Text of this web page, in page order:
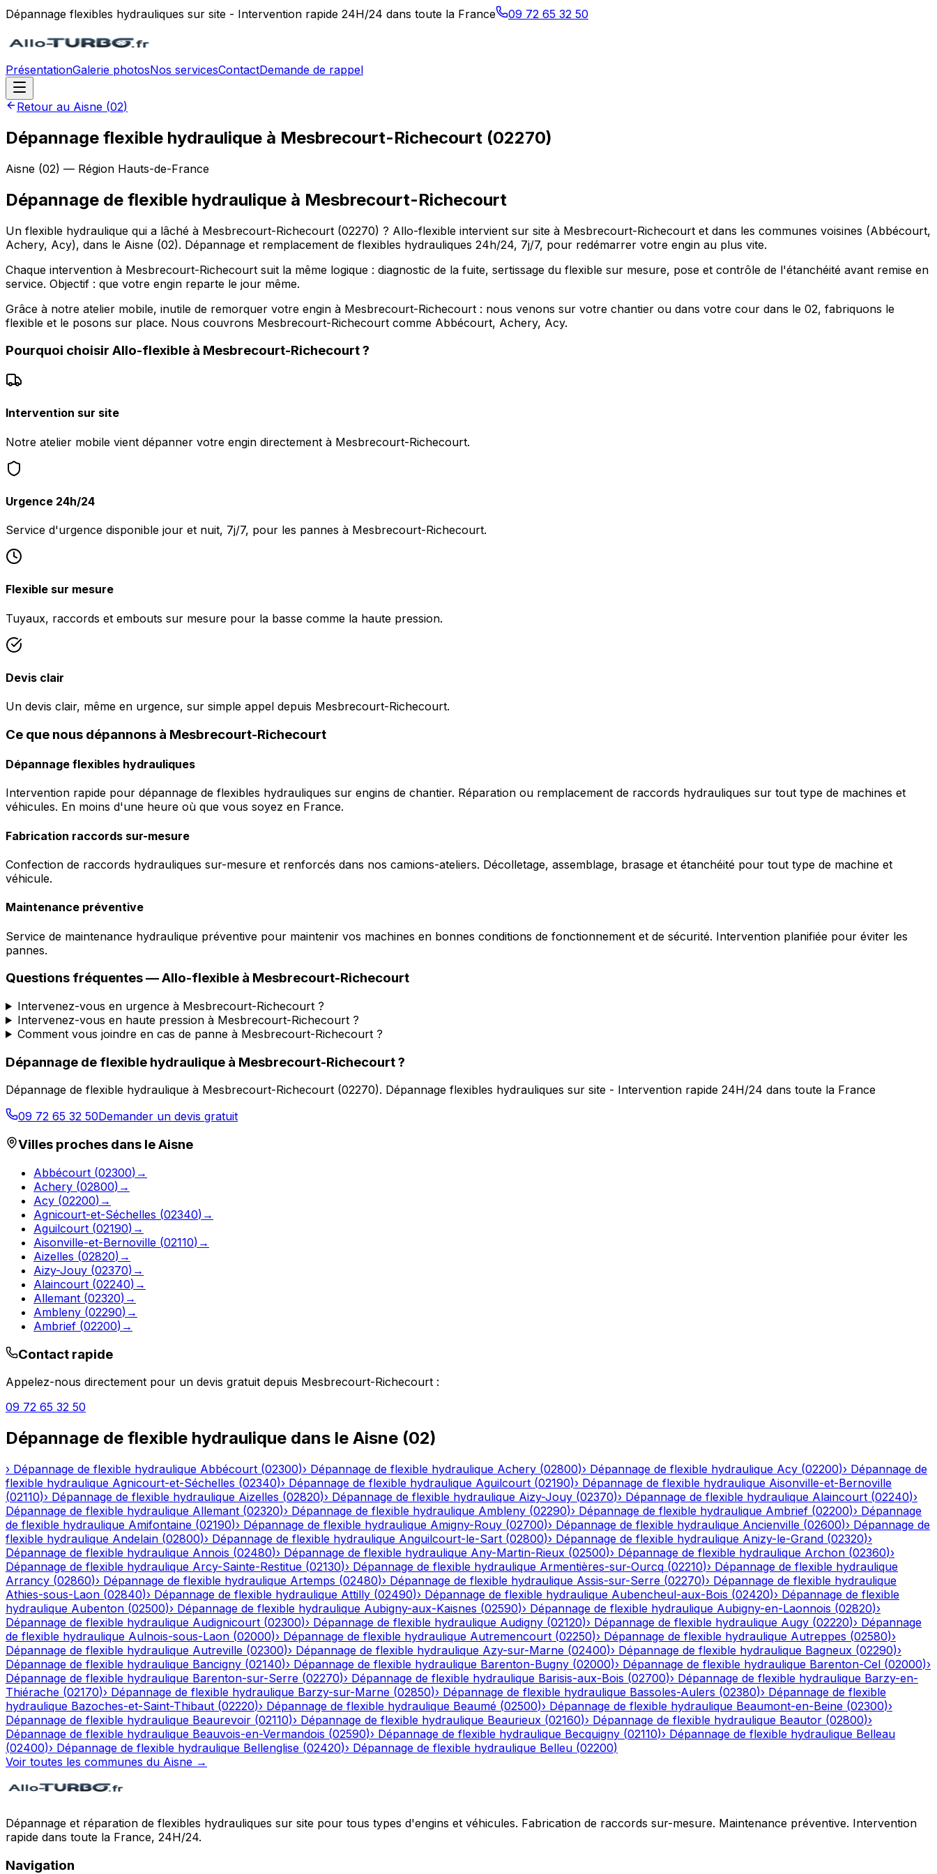
Dépannage flexibles hydrauliques sur site - Intervention rapide 24H/24 dans toute la France 09 72 65 32 50
PrésentationGalerie photosNos servicesContactDemande de rappel
Retour au Aisne (02)
Dépannage flexible hydraulique à Mesbrecourt-Richecourt (02270)
Aisne (02) — Région Hauts-de-France
Dépannage de flexible hydraulique à Mesbrecourt-Richecourt
Un flexible hydraulique qui a lâché à Mesbrecourt-Richecourt (02270) ? Allo-flexible intervient sur site à Mesbrecourt-Richecourt et dans les communes voisines (Abbécourt,
Achery, Acy), dans le Aisne (02). Dépannage et remplacement de flexibles hydrauliques 24h/24, 7j/7, pour redémarrer votre engin au plus vite.
Chaque intervention à Mesbrecourt-Richecourt suit la même logique : diagnostic de la fuite, sertissage du flexible sur mesure, pose et contrôle de l'étanchéité avant remise en
service. Objectif : que votre engin reparte le jour même.
Grâce à notre atelier mobile, inutile de remorquer votre engin à Mesbrecourt-Richecourt : nous venons sur votre chantier ou dans votre cour dans le 02, fabriquons le
flexible et le posons sur place. Nous couvrons Mesbrecourt-Richecourt comme Abbécourt, Achery, Acy.
Pourquoi choisir Allo-flexible à Mesbrecourt-Richecourt?
Intervention sur site
Notre atelier mobile vient dépanner votre engin directement à Mesbrecourt-Richecourt.
Urgence 24h/24
Service d'urgence disponible jour et nuit, 7j/7, pour les pannes à Mesbrecourt-Richecourt.
Flexible sur mesure
Tuyaux, raccords et embouts sur mesure pour la basse comme la haute pression.
Devis clair
Un devis clair, même en urgence, sur simple appel depuis Mesbrecourt-Richecourt.
Ce que nous dépannons à Mesbrecourt-Richecourt
Dépannage flexibles hydrauliques
Intervention rapide pour dépannage de flexibles hydrauliques sur engins de chantier. Réparation ou remplacement de raccords hydrauliques sur tout type de machines et
véhicules. En moins d'une heure où que vous soyez en France.
Fabrication raccords sur-mesure
Confection de raccords hydrauliques sur-mesure et renforcés dans nos camions-ateliers. Décolletage, assemblage, brasage et étanchéité pour tout type de machine et
véhicule.
Maintenance préventive
Service de maintenance hydraulique préventive pour maintenir vos machines en bonnes conditions de fonctionnement et de sécurité. Intervention planifiée pour éviter les
pannes.
Questions fréquentes —Allo-flexible à Mesbrecourt-Richecourt
Intervenez-vous en urgence à Mesbrecourt-Richecourt ?
Intervenez-vous en haute pression à Mesbrecourt-Richecourt ?
Comment vous joindre en cas de panne à Mesbrecourt-Richecourt ?
Dépannage de flexible hydraulique à Mesbrecourt-Richecourt?
Dépannage de flexible hydraulique à Mesbrecourt-Richecourt (02270). Dépannage flexibles hydrauliques sur site - Intervention rapide 24H/24 dans toute la France
09 72 65 32 50Demander un devis gratuit
Villes proches dans leAisne
Abbécourt (02300) →
Achery (02800) →
Acy (02200) →
Agnicourt-et-Séchelles (02340) →
Aguilcourt (02190) →
Aisonville-et-Bernoville (02110) →
Aizelles (02820) →
Aizy-Jouy (02370) →
Alaincourt (02240) →
Allemant (02320) →
Ambleny (02290) →
Ambrief (02200) →
Contact rapide
Appelez-nous directement pour un devis gratuit depuis Mesbrecourt-Richecourt :
09 72 65 32 50
Dépannage de flexible hydraulique dans le Aisne (02)
› Dépannage de flexible hydraulique Abbécourt (02300)› Dépannage de flexible hydraulique Achery (02800)› Dépannage de flexible hydraulique Acy (02200)› Dépannage de
flexible hydraulique Agnicourt-et-Séchelles (02340)› Dépannage de flexible hydraulique Aguilcourt (02190)› Dépannage de flexible hydraulique Aisonville-et-Bernoville
(02110)› Dépannage de flexible hydraulique Aizelles (02820)› Dépannage de flexible hydraulique Aizy-Jouy (02370)› Dépannage de flexible hydraulique Alaincourt (02240)›
Dépannage de flexible hydraulique Allemant (02320)› Dépannage de flexible hydraulique Ambleny (02290)› Dépannage de flexible hydraulique Ambrief (02200)› Dépannage
de flexible hydraulique Amifontaine (02190)› Dépannage de flexible hydraulique Amigny-Rouy (02700)› Dépannage de flexible hydraulique Ancienville (02600)› Dépannage de
flexible hydraulique Andelain (02800)› Dépannage de flexible hydraulique Anguilcourt-le-Sart (02800)› Dépannage de flexible hydraulique Anizy-le-Grand (02320)›
Dépannage de flexible hydraulique Annois (02480)› Dépannage de flexible hydraulique Any-Martin-Rieux (02500)› Dépannage de flexible hydraulique Archon (02360)›
Dépannage de flexible hydraulique Arcy-Sainte-Restitue (02130)› Dépannage de flexible hydraulique Armentières-sur-Ourcq (02210)› Dépannage de flexible hydraulique
Arrancy (02860)› Dépannage de flexible hydraulique Artemps (02480)› Dépannage de flexible hydraulique Assis-sur-Serre (02270)› Dépannage de flexible hydraulique
Athies-sous-Laon (02840)› Dépannage de flexible hydraulique Attilly (02490)› Dépannage de flexible hydraulique Aubencheul-aux-Bois (02420)› Dépannage de flexible
hydraulique Aubenton (02500)› Dépannage de flexible hydraulique Aubigny-aux-Kaisnes (02590)› Dépannage de flexible hydraulique Aubigny-en-Laonnois (02820)›
Dépannage de flexible hydraulique Audignicourt (02300)› Dépannage de flexible hydraulique Audigny (02120)› Dépannage de flexible hydraulique Augy (02220)› Dépannage
de flexible hydraulique Aulnois-sous-Laon (02000)› Dépannage de flexible hydraulique Autremencourt (02250)› Dépannage de flexible hydraulique Autreppes (02580)›
Dépannage de flexible hydraulique Autreville (02300)› Dépannage de flexible hydraulique Azy-sur-Marne (02400)› Dépannage de flexible hydraulique Bagneux (02290)›
Dépannage de flexible hydraulique Bancigny (02140)› Dépannage de flexible hydraulique Barenton-Bugny (02000)› Dépannage de flexible hydraulique Barenton-Cel (02000)›
Dépannage de flexible hydraulique Barenton-sur-Serre (02270)› Dépannage de flexible hydraulique Barisis-aux-Bois (02700)› Dépannage de flexible hydraulique Barzy-en-
Thiérache (02170)› Dépannage de flexible hydraulique Barzy-sur-Marne (02850)› Dépannage de flexible hydraulique Bassoles-Aulers (02380)› Dépannage de flexible
hydraulique Bazoches-et-Saint-Thibaut (02220)› Dépannage de flexible hydraulique Beaumé (02500)› Dépannage de flexible hydraulique Beaumont-en-Beine (02300)›
Dépannage de flexible hydraulique Beaurevoir (02110)› Dépannage de flexible hydraulique Beaurieux (02160)› Dépannage de flexible hydraulique Beautor (02800)›
Dépannage de flexible hydraulique Beauvois-en-Vermandois (02590)› Dépannage de flexible hydraulique Becquigny (02110)› Dépannage de flexible hydraulique Belleau
(02400)› Dépannage de flexible hydraulique Bellenglise (02420)› Dépannage de flexible hydraulique Belleu (02200)
Voir toutes les communes du Aisne →
Dépannage et réparation de flexibles hydrauliques sur site pour tous types d'engins et véhicules. Fabrication de raccords sur-mesure. Maintenance préventive. Intervention
rapide dans toute la France, 24H/24.
Navigation